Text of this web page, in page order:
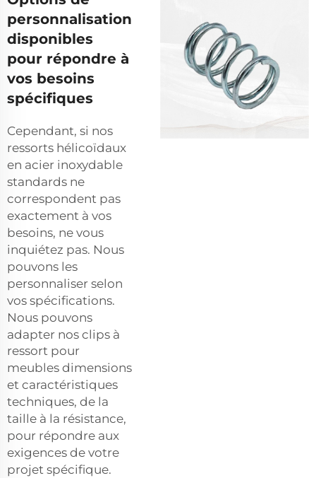
personnalisation
disponibles
pour répondre à
vos besoins
spécifiques
Cependant, si nos
ressorts hélicoïdaux
en acier inoxydable
standards ne
correspondent pas
exactement à vos
besoins, ne vous
inquiétez pas. Nous
pouvons les
personnaliser selon
vos spécifications.
Nous pouvons
adapter nos clips à
ressort pour
meubles dimensions
et caractéristiques
techniques, de la
taille à la résistance,
pour répondre aux
exigences de votre
projet spécifique.